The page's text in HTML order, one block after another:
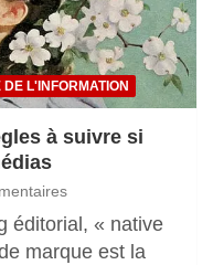
DE L'INFORMATION
à suivre si
éditorial, « native
marque est la